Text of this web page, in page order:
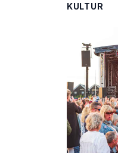
KULTUR